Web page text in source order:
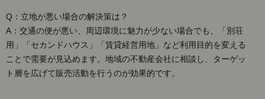
Q：立地が悪い場合の解決策は？
A：交通の便が悪い、周辺環境に魅力が少ない場合でも、「別荘
用」「セカンドハウス」「賃貸経営用地」など利用目的を変える
ことで需要が見込めます。地域の不動産会社に相談し、ターゲッ
ト層を広げて販売活動を行うのが効果的です。